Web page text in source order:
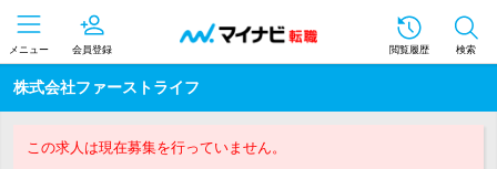
メニュー 会員登録 閲覧履歴 検索
株式会社ファーストライフ
この求人は現在募集を行っていません。